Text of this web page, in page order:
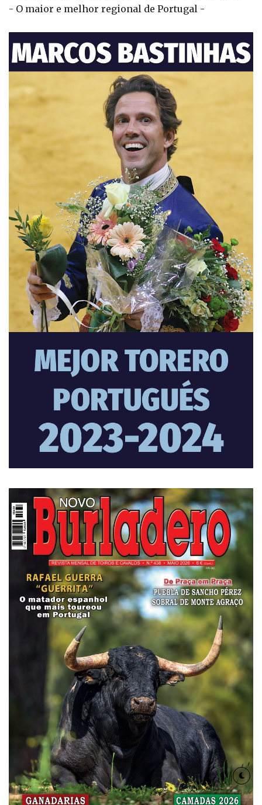
- O maior e melhor regional de Portugal -